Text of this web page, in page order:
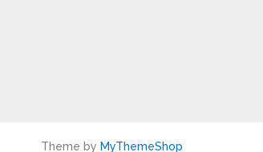
Theme by MyThemeShop